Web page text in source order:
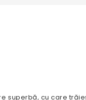
cu care